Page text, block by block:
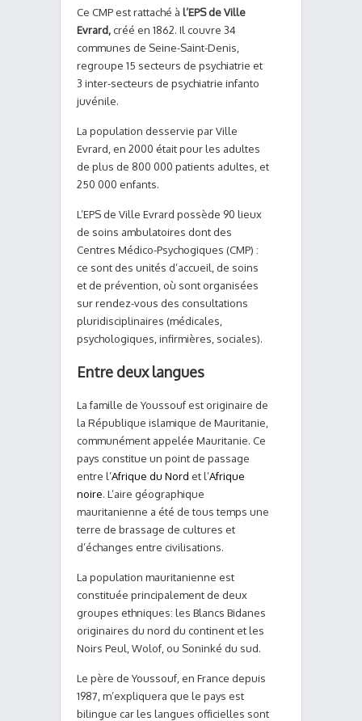
Ce CMP est rattaché à l’EPS de Ville
Evrard, créé en 1862. Il couvre 34
communes de Seine-Saint-Denis,
regroupe 15 secteurs de psychiatrie et
3 inter-secteurs de psychiatrie infanto
juvénile.
La population desservie par Ville
Evrard, en 2000 était pour les adultes
de plus de 800 000 patients adultes, et
250 000 enfants.
L’EPS de Ville Evrard possède 90 lieux
de soins ambulatoires dont des
Centres Médico-Psychogiques (CMP) :
ce sont des unités d’accueil, de soins
et de prévention, où sont organisées
sur rendez-vous des consultations
pluridisciplinaires (médicales,
psychologiques, infirmières, sociales).
Entre deux langues
La famille de Youssouf est originaire de
la République islamique de Mauritanie,
communément appelée Mauritanie. Ce
pays constitue un point de passage
entre l’Afrique du Nord et l’Afrique
noire. L’aire géographique
mauritanienne a été de tous temps une
terre de brassage de cultures et
d’échanges entre civilisations.
La population mauritanienne est
constituée principalement de deux
groupes ethniques: les Blancs Bidanes
originaires du nord du continent et les
Noirs Peul, Wolof, ou Soninké du sud.
Le père de Youssouf, en France depuis
1987, m’expliquera que le pays est
bilingue car les langues officielles sont